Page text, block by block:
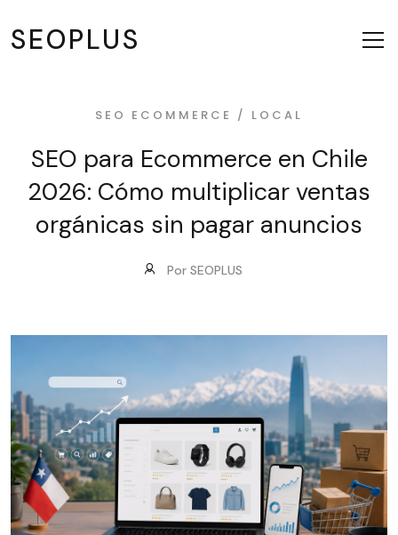
SEOPLUS
SEO ECOMMERCE / LOCAL
SEO para Ecommerce en Chile
2026: Cómo multiplicar ventas
orgánicas sin pagar anuncios
Por SEOPLUS